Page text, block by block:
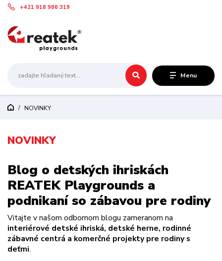
Menu
+421 918 986 319
NOVINKY
NOVINKY
Blog o detských ihriskách
REATEK Playgrounds a
podnikaní so zábavou pre rodiny
Vitajte v našom odbornom blogu zameranom na
interiérové detské ihriská, detské herne, rodinné
zábavné centrá a komerčné projekty pre rodiny s
deťmi.